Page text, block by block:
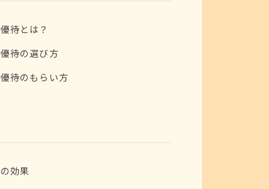
待とは？
待の選び方
待のもらい方
効果